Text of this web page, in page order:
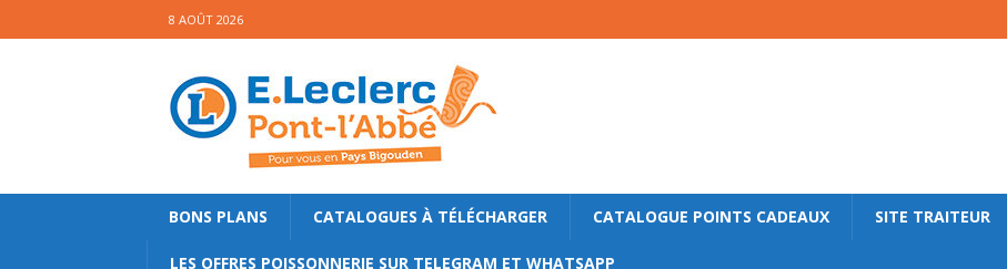
8 AOÛT 2026
BONS PLANS CATALOGUES À TÉLÉCHARGER CATALOGUE POINTS CADEAUX SITE TRAITEUR
LES OFFRES POISSONNERIE SUR TELEGRAM ET WHATSAPP